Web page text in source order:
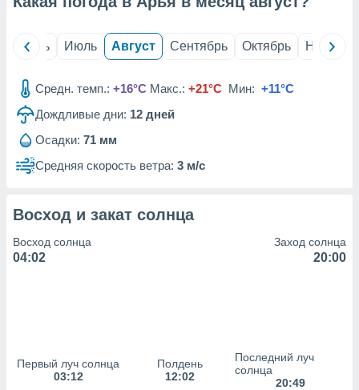
данных
Июнь Июль Август Сентябрь Октябрь Ноябрь
Средн. темп.: +16°C Макс.: +21°C Мин: +11°C
Дождливые дни: 12 дней
Осадки: 71 мм
Средняя скорость ветра: 3 м/с
Восход и закат солнца
Восход солнца
04:02
Заход солнца
20:00
Первый луч солнца
03:12
Полдень
12:02
Последний луч
солнца
20:49